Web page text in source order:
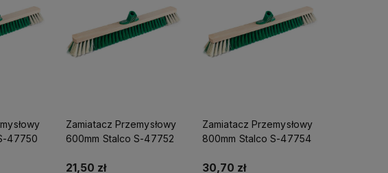
47750
Zamiatacz Przemysłowy
600mm Stalco S-47752
21,50 zł
Zamiatacz Przemysłowy
800mm Stalco S-47754
30,70 zł